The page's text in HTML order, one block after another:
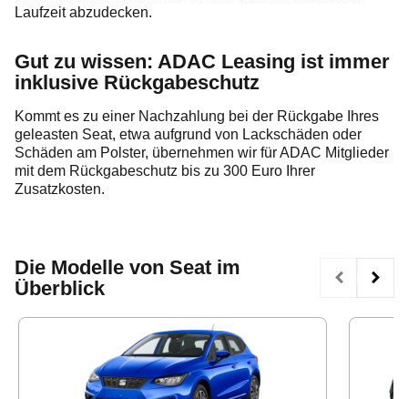
Laufzeit abzudecken.
Gut zu wissen: ADAC Leasing ist immer
inklusive Rückgabeschutz
Kommt es zu einer Nachzahlung bei der Rückgabe Ihres
geleasten Seat, etwa aufgrund von Lackschäden oder
Schäden am Polster, übernehmen wir für ADAC Mitglieder
mit dem Rückgabeschutz bis zu 300 Euro Ihrer
Zusatzkosten.
Die Modelle von Seat im
Überblick